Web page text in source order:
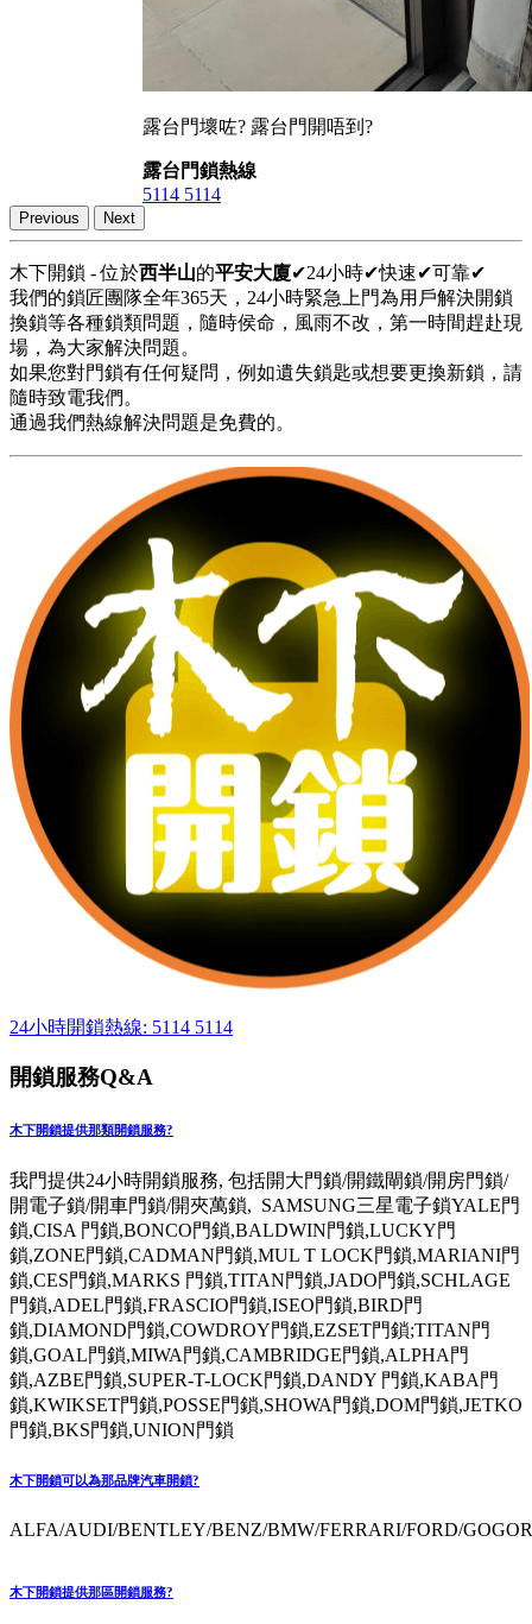
露台門壞咗? 露台門開唔到?
露台門鎖熱線
5114 5114
Previous Next
木下開鎖 - 位於西半山的平安大廈✔24小時✔快速✔可靠✔
我們的鎖匠團隊全年365天，24小時緊急上門為用戶解決開鎖
換鎖等各種鎖類問題，隨時侯命，風雨不改，第一時間趕赴現
場，為大家解決問題。
如果您對門鎖有任何疑問，例如遺失鎖匙或想要更換新鎖，請
隨時致電我們。
通過我們熱線解決問題是免費的。
24小時開鎖熱線: 5114 5114
開鎖服務Q&A
木下開鎖提供那類開鎖服務?
我門提供24小時開鎖服務, 包括開大門鎖/開鐵閘鎖/開房門鎖/
開電子鎖/開車門鎖/開夾萬鎖, SAMSUNG三星電子鎖YALE門
鎖,CISA 門鎖,BONCO門鎖,BALDWIN門鎖,LUCKY門
鎖,ZONE門鎖,CADMAN門鎖,MUL T LOCK門鎖,MARIANI門
鎖,CES門鎖,MARKS 門鎖,TITAN門鎖,JADO門鎖,SCHLAGE
門鎖,ADEL門鎖,FRASCIO門鎖,ISEO門鎖,BIRD門
鎖,DIAMOND門鎖,COWDROY門鎖,EZSET門鎖;TITAN門
鎖,GOAL門鎖,MIWA門鎖,CAMBRIDGE門鎖,ALPHA門
鎖,AZBE門鎖,SUPER-T-LOCK門鎖,DANDY 門鎖,KABA門
鎖,KWIKSET門鎖,POSSE門鎖,SHOWA門鎖,DOM門鎖,JETKO
門鎖,BKS門鎖,UNION門鎖
木下開鎖可以為那品牌汽車開鎖?
ALFA/AUDI/BENTLEY/BENZ/BMW/FERRARI/FORD/
木下開鎖提供那區開鎖服務?